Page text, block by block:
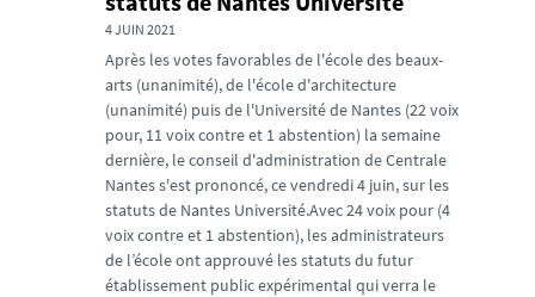
4 JUIN 2021
Après les votes favorables de l'école des beaux-
arts (unanimité), de l'école d'architecture
(unanimité) puis de l'Université de Nantes (22 voix
pour, 11 voix contre et 1 abstention) la semaine
dernière, le conseil d'administration de Centrale
Nantes s'est prononcé, ce vendredi 4 juin, sur les
statuts de Nantes Université.Avec 24 voix pour (4
voix contre et 1 abstention), les administrateurs
de l’école ont approuvé les statuts du futur
établissement public expérimental qui verra le